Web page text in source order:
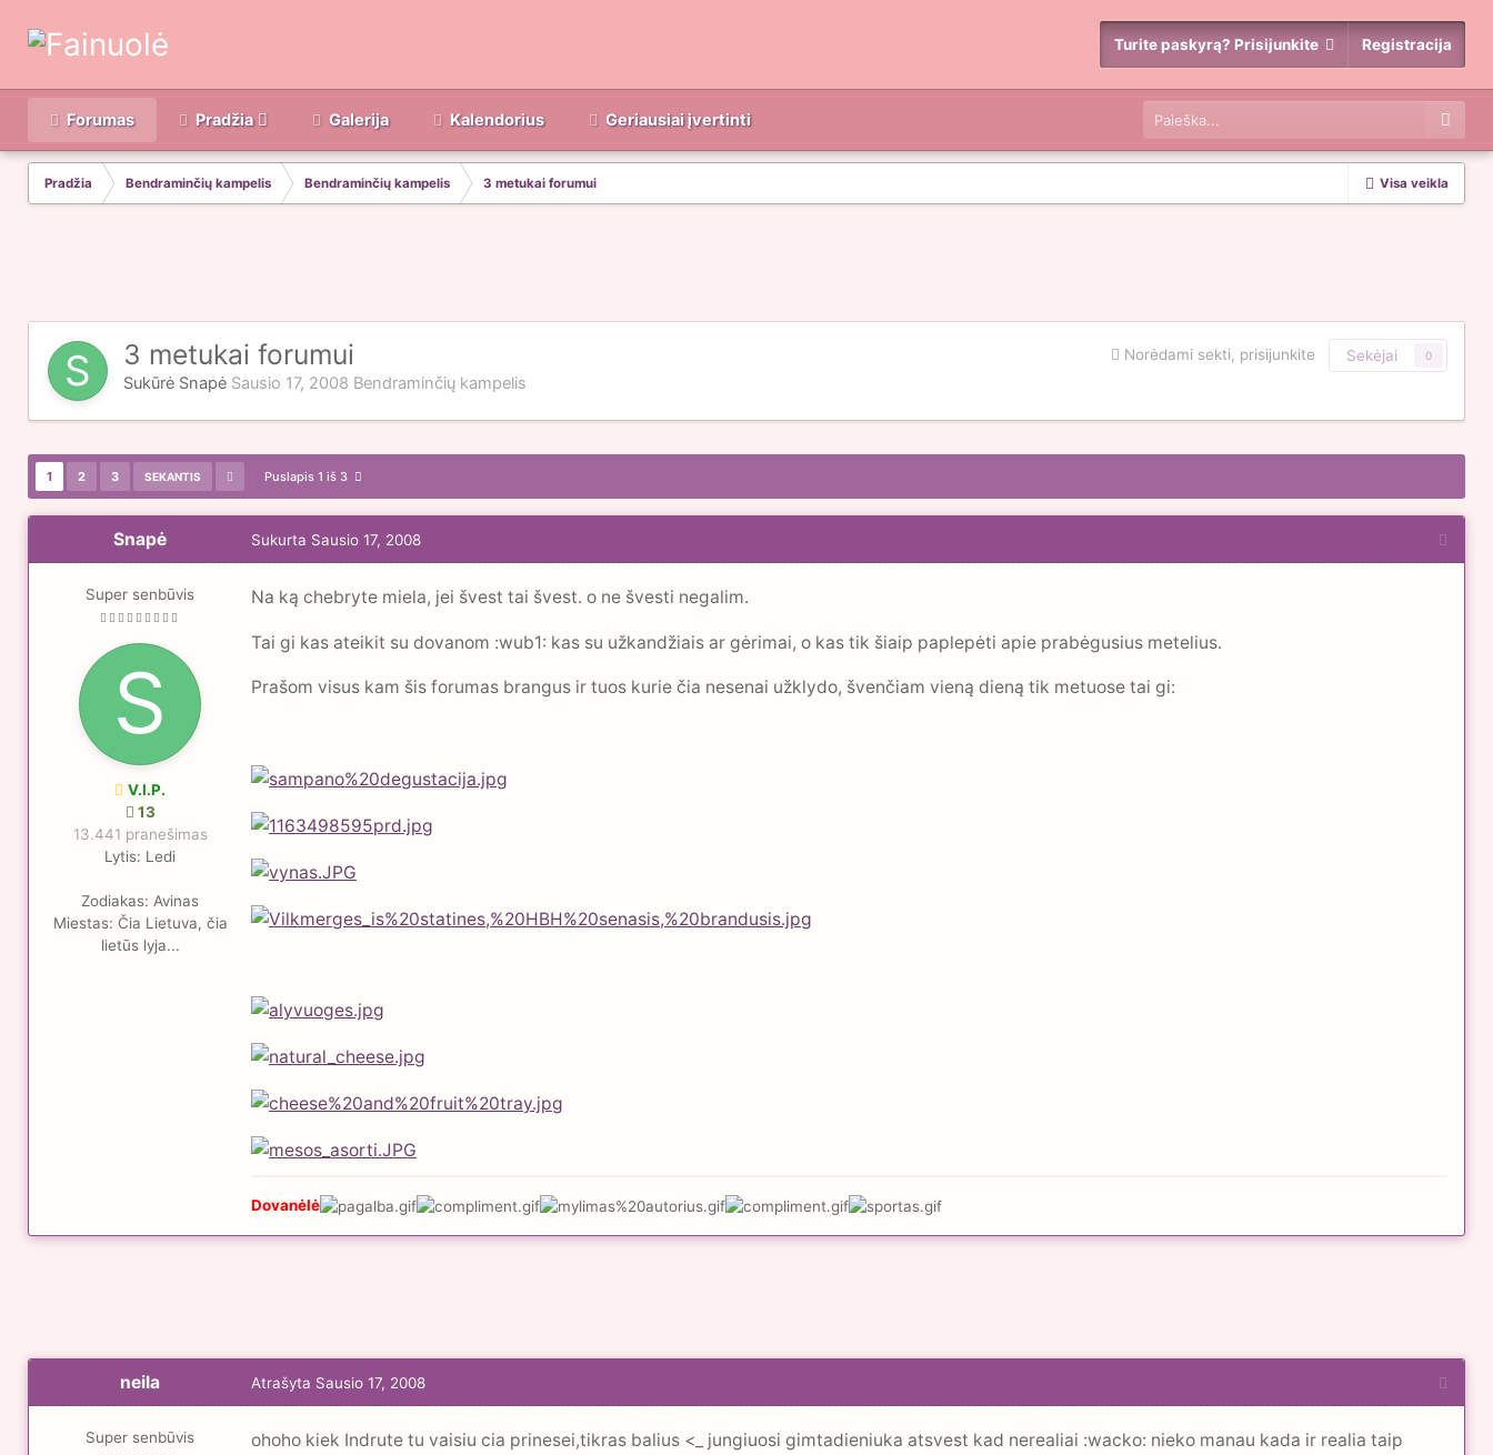
Turite paskyrą? Prisijunkite Registracija
Forumas Pradžia Galerija Kalendorius Geriausiai įvertinti
Visa veikla
Pradžia Bendraminčių kampelis Bendraminčių kampelis 3 metukai forumui
Norėdami sekti, prisijunkite Sekėjai 0
3 metukai forumui
Sukūrė Snapė Sausio 17, 2008 Bendraminčių kampelis
1 2 3 SEKANTIS Puslapis 1 iš 3
Snapė
Super senbūvis
V.I.P.
13
13.441 pranešimas
Lytis: Ledi
Zodiakas: Avinas
Miestas: Čia Lietuva, čia
lietūs lyja...
Sukurta Sausio 17, 2008
Na ką chebryte miela, jei švest tai švest. o ne švesti negalim.
Tai gi kas ateikit su dovanom :wub1: kas su užkandžiais ar gėrimai, o kas tik šiaip paplepėti apie prabėgusius metelius.
Prašom visus kam šis forumas brangus ir tuos kurie čia nesenai užklydo, švenčiam vieną dieną tik metuose tai gi:
Dovanėlė
neila
Super senbūvis
Atrašyta Sausio 17, 2008
ohoho kiek Indrute tu vaisiu cia prinesei,tikras balius <_ jungiuosi gimtadieniuka atsvest kad nerealiai :wacko: nieko manau kada ir realia taip